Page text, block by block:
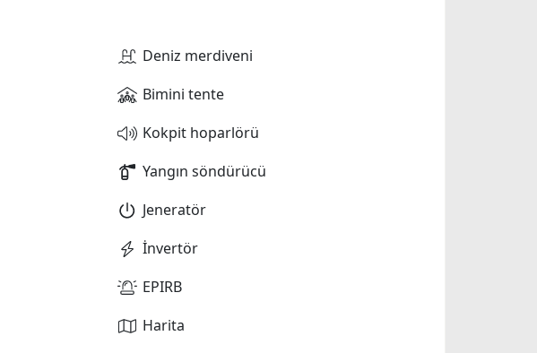
Deniz merdiveni
Bimini tente
Kokpit hoparlörü
Yangın söndürücü
Jeneratör
İnvertör
EPIRB
Harita